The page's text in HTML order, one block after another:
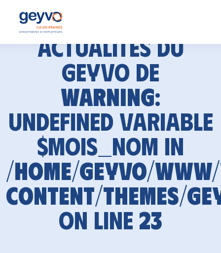
Actualités du
GEYVO de
Warning:
Undefined variable
$mois_nom in
/home/geyvo/
content/themes/
on line 23